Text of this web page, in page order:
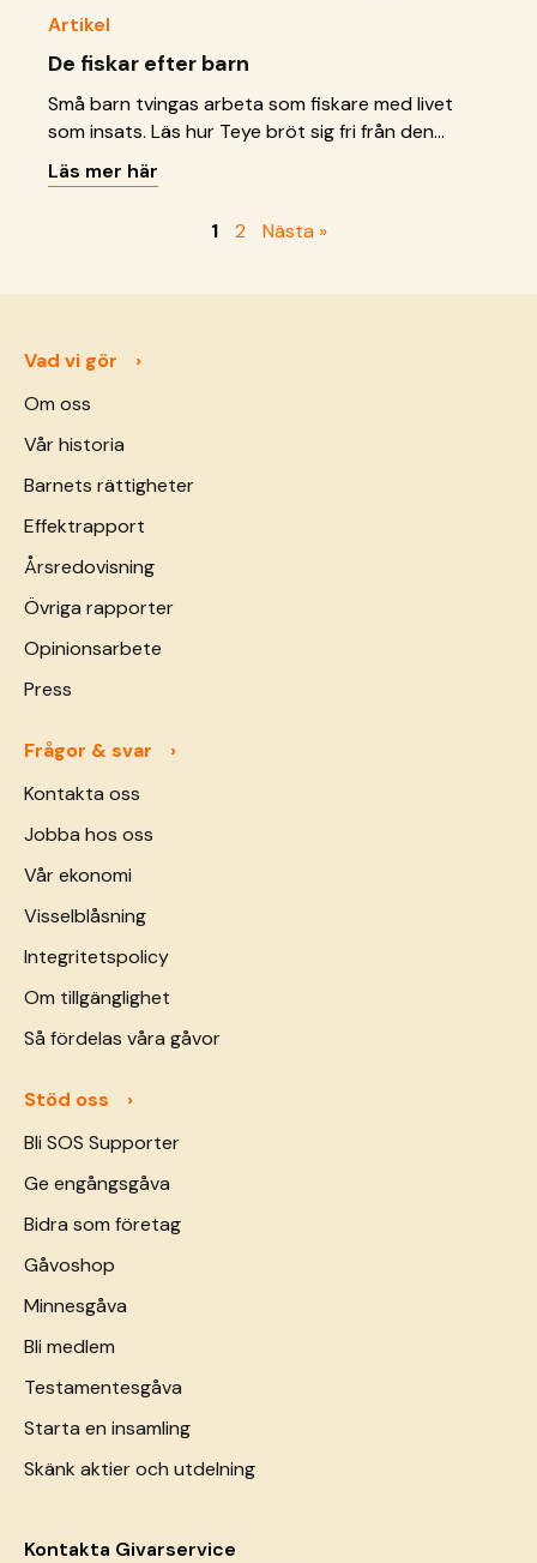
Artikel
De fiskar efter barn
Små barn tvingas arbeta som fiskare med livet
som insats. Läs hur Teye bröt sig fri från den
farliga fiskenäringen.
Läs mer här
1 2 Nästa »
Vad vi gör
Om oss
Vår historia
Barnets rättigheter
Effektrapport
Årsredovisning
Övriga rapporter
Opinionsarbete
Press
Frågor & svar
Kontakta oss
Jobba hos oss
Vår ekonomi
Visselblåsning
Integritetspolicy
Om tillgänglighet
Så fördelas våra gåvor
Stöd oss
Bli SOS Supporter
Ge engångsgåva
Bidra som företag
Gåvoshop
Minnesgåva
Bli medlem
Testamentesgåva
Starta en insamling
Skänk aktier och utdelning
Kontakta Givarservice